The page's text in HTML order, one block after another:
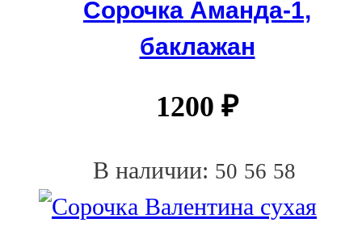
Сорочка Аманда-1,
баклажан
1200 ₽
В наличии: 50 56 58